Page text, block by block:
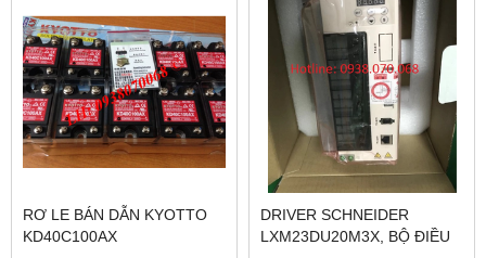
RƠ LE BÁN DẪN KYOTTO
KD40C100AX
DRIVER SCHNEIDER
LXM23DU20M3X, BỘ ĐIỀU